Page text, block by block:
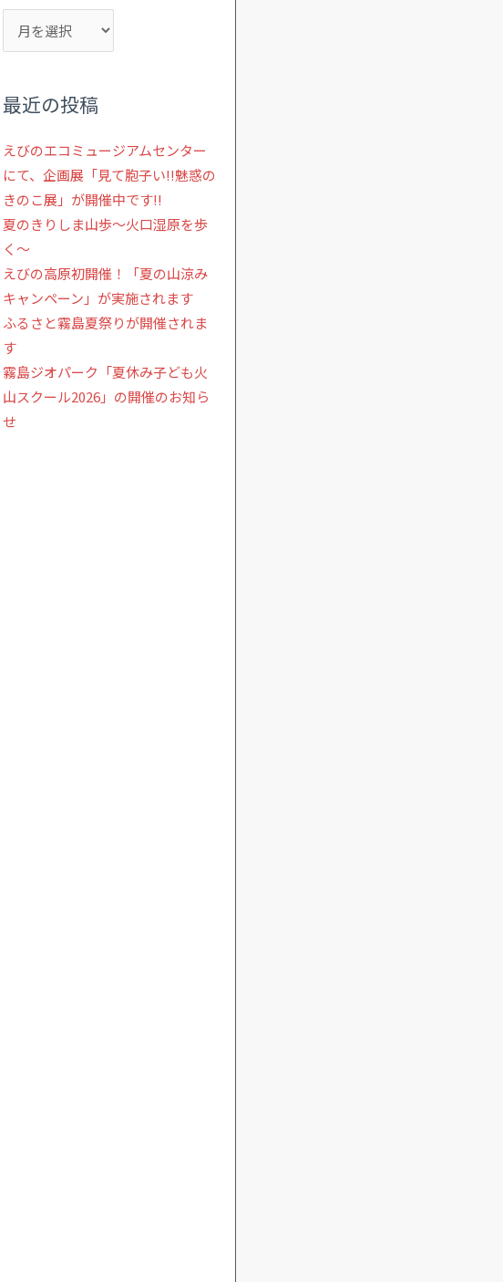
最近の投稿
えびのエコミュージアムセンター
にて、企画展「見て胞子い!!魅惑の
きのこ展」が開催中です!!
夏のきりしま山歩～火口湿原を歩
く～
えびの高原初開催！「夏の山涼み
キャンペーン」が実施されます
ふるさと霧島夏祭りが開催されま
す
霧島ジオパーク「夏休み子ども火
山スクール2026」の開催のお知ら
せ